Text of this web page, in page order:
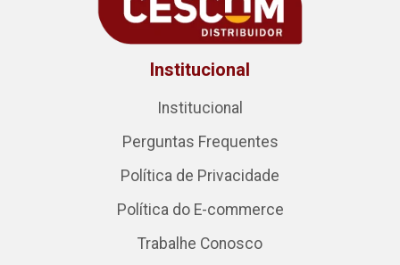
Institucional
Institucional
Perguntas Frequentes
Política de Privacidade
Política do E-commerce
Trabalhe Conosco